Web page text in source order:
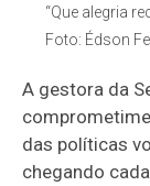
“Que alegria
Foto: Édson
A gestora da
das políticas
chegando